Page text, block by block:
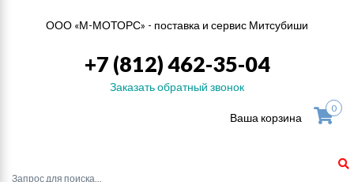
ООО «М-МОТОРС» - поставка и сервис Митсубиши
+7 (812) 462-35-04
Заказать обратный звонок
Ваша корзина
0